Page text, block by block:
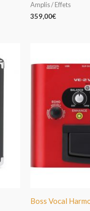
Amplis / Effets
359,00€
Boss Vocal